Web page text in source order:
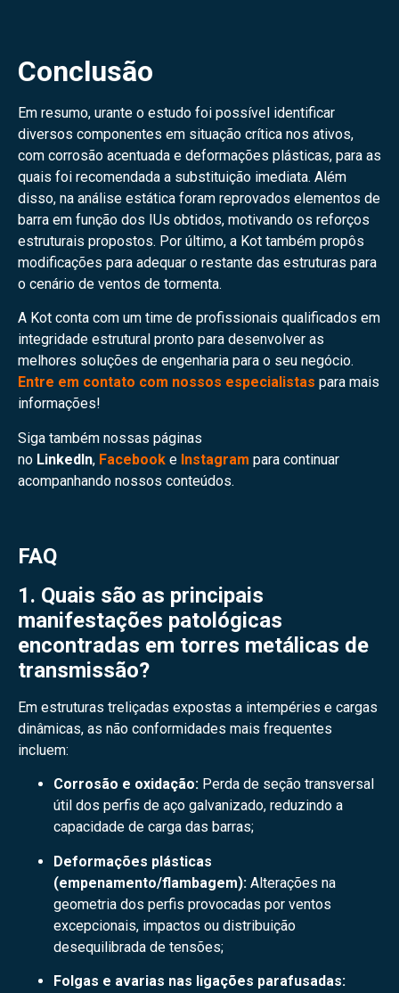
Conclusão
Em resumo, urante o estudo foi possível identificar
diversos componentes em situação crítica nos ativos,
com corrosão acentuada e deformações plásticas, para as
quais foi recomendada a substituição imediata. Além
disso, na análise estática foram reprovados elementos de
barra em função dos IUs obtidos, motivando os reforços
estruturais propostos. Por último, a Kot também propôs
modificações para adequar o restante das estruturas para
o cenário de ventos de tormenta.
A Kot conta com um time de profissionais qualificados em
integridade estrutural pronto para desenvolver as
melhores soluções de engenharia para o seu negócio.
Entre em contato com nossos especialistas para mais
informações!
Siga também nossas páginas
no LinkedIn, Facebook e Instagram para continuar
acompanhando nossos conteúdos.
FAQ
1. Quais são as principais
manifestações patológicas
encontradas em torres metálicas de
transmissão?
Em estruturas treliçadas expostas a intempéries e cargas
dinâmicas, as não conformidades mais frequentes
incluem:
Corrosão e oxidação: Perda de seção transversal
útil dos perfis de aço galvanizado, reduzindo a
capacidade de carga das barras;
Deformações plásticas
(empenamento/flambagem): Alterações na
geometria dos perfis provocadas por ventos
excepcionais, impactos ou distribuição
desequilibrada de tensões;
Folgas e avarias nas ligações parafusadas: